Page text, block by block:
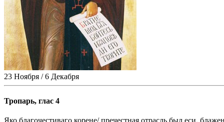
23 Ноября / 6 Декабря
Тропарь, глас 4